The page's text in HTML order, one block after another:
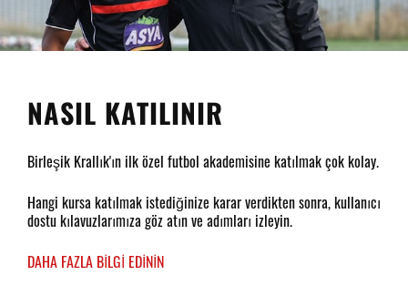
NASIL KATILINIR
Birleşik Krallık'ın ilk özel futbol akademisine katılmak çok kolay.
Hangi kursa katılmak istediğinize karar verdikten sonra, kullanıcı
dostu kılavuzlarımıza göz atın ve adımları izleyin.
DAHA FAZLA BİLGİ EDİNİN